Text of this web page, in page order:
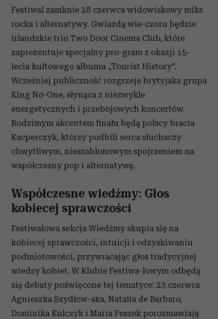
Festiwal zamknie 28 czerwca widowiskowy miks
rocka i alternatywy. Gwiazdą wie-czoru będzie
irlandzkie trio Two Door Cinema Club, które
zaprezentuje specjalny pro-gram z okazji 15-
lecia kultowego albumu „Tourist History”.
Wcześniej publiczność rozgrzeje brytyjska grupa
King No-One, słynąca z niezwykle
energetycznych i przebojowych koncertów.
Rodzimym akcentem finału będą polscy bracia
Kacperczyk, którzy podbili serca słuchaczy
chwytliwym, nieszablonowym spojrzeniem na
współczesny pop i alternatywę.
Współczesne wiedźmy: Głos
kobiecej sprawczości
Festiwalowa sekcja Wiedźmy skupia się na
kobiecej sprawczości, intuicji i odzyskiwaniu
podmiotowości, przywracając głos tradycyjnej
wiedzy kobiet. W Klubie Festiwa-lowym odbędą
się debaty poświęcone tej tematyce: 23 czerwca
Agnieszka Szydłow-ska, Natalia de Barbaro,
Dominika Kulczyk i Maria Peszek porozmawiają